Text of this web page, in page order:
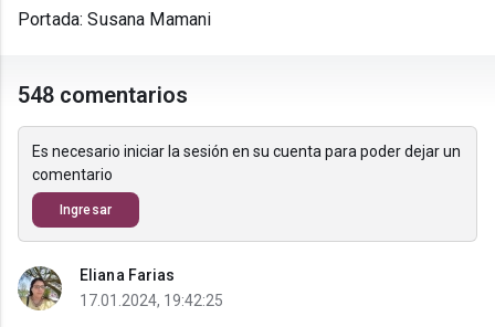
Portada: Susana Mamani
548 comentarios
Es necesario iniciar la sesión en su cuenta para poder dejar un
comentario
Ingresar
Eliana Farias
17.01.2024, 19:42:25